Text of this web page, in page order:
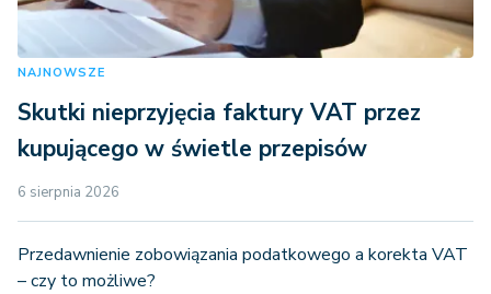
NAJNOWSZE
Skutki nieprzyjęcia faktury VAT przez
kupującego w świetle przepisów
6 sierpnia 2026
Przedawnienie zobowiązania podatkowego a korekta VAT
– czy to możliwe?